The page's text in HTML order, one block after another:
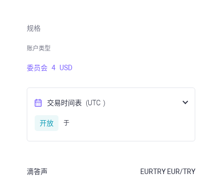
规格
账户类型
委员会 4 USD
交易时间表 (UTC )
开放 于
滴答声 EURTRY EUR/TRY